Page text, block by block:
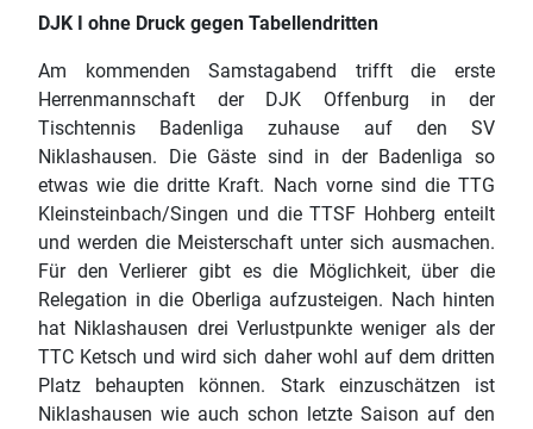
DJK I ohne Druck gegen Tabellendritten
Am kommenden Samstagabend trifft die erste
Herrenmannschaft der DJK Offenburg in der
Tischtennis Badenliga zuhause auf den SV
Niklashausen. Die Gäste sind in der Badenliga so
etwas wie die dritte Kraft. Nach vorne sind die TTG
Kleinsteinbach/Singen und die TTSF Hohberg enteilt
und werden die Meisterschaft unter sich ausmachen.
Für den Verlierer gibt es die Möglichkeit, über die
Relegation in die Oberliga aufzusteigen. Nach hinten
hat Niklashausen drei Verlustpunkte weniger als der
TTC Ketsch und wird sich daher wohl auf dem dritten
Platz behaupten können. Stark einzuschätzen ist
Niklashausen wie auch schon letzte Saison auf den